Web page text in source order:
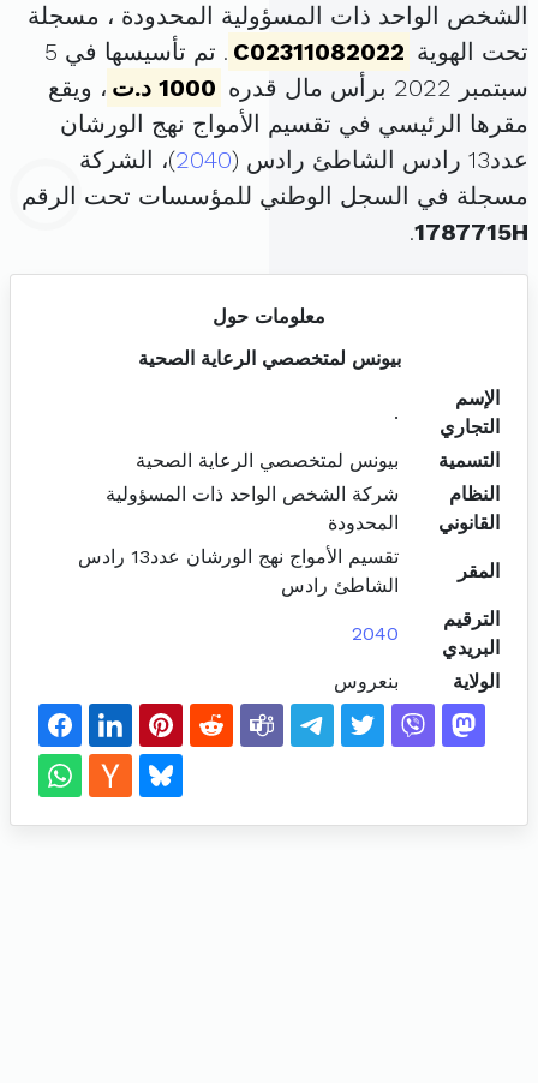
الشخص الواحد ذات المسؤولية المحدودة ، مسجلة
تحت الهوية C02311082022
. تم تأسيسها في 5
سبتمبر 2022 برأس مال قدره
1000 د.ت
، ويقع
مقرها الرئيسي في تقسيم الأمواج نهج الورشان
عدد13 رادس الشاطئ رادس (
2040)، الشركة
مسجلة في السجل الوطني للمؤسسات تحت الرقم
1787715H
.
معلومات حول
بيونس لمتخصصي الرعاية الصحية
الإسم
التجاري
.
التسمية
بيونس لمتخصصي الرعاية الصحية
النظام
القانوني
شركة الشخص الواحد ذات المسؤولية
المحدودة
المقر
تقسيم الأمواج نهج الورشان عدد13 رادس
الشاطئ رادس
الترقيم
البريدي
2040
الولاية بنعروس